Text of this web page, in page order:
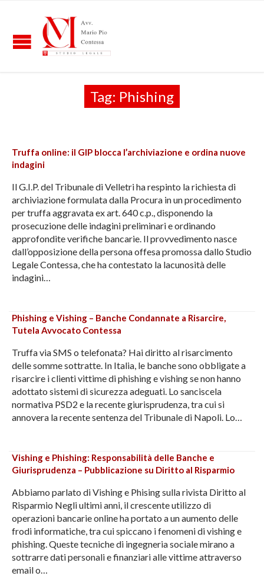
Tag: Phishing
Truffa online: il GIP blocca l’archiviazione e ordina nuove
indagini
Il G.I.P. del Tribunale di Velletri ha respinto la richiesta di
archiviazione formulata dalla Procura in un procedimento
per truffa aggravata ex art. 640 c.p., disponendo la
prosecuzione delle indagini preliminari e ordinando
approfondite verifiche bancarie. Il provvedimento nasce
dall’opposizione della persona offesa promossa dallo Studio
Legale Contessa, che ha contestato la lacunosità delle
indagini…
Phishing e Vishing – Banche Condannate a Risarcire,
Tutela Avvocato Contessa
Truffa via SMS o telefonata? Hai diritto al risarcimento
delle somme sottratte. In Italia, le banche sono obbligate a
risarcire i clienti vittime di phishing e vishing se non hanno
adottato sistemi di sicurezza adeguati. Lo sanciscela
normativa PSD2 e la recente giurisprudenza, tra cui si
annovera la recente sentenza del Tribunale di Napoli. Lo…
Vishing e Phishing: Responsabilità delle Banche e
Giurisprudenza – Pubblicazione su Diritto al Risparmio
Abbiamo parlato di Vishing e Phising sulla rivista Diritto al
Risparmio Negli ultimi anni, il crescente utilizzo di
operazioni bancarie online ha portato a un aumento delle
frodi informatiche, tra cui spiccano i fenomeni di vishing e
phishing. Queste tecniche di ingegneria sociale mirano a
sottrarre dati personali e finanziari alle vittime attraverso
email o…